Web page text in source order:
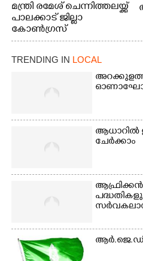
മന്ത്രി രമേശ് ചെന്നിത്തലയ്ക്ക്
പാലക്കാട് ജില്ലാ
കോൺഗ്രസ്
TRENDING IN LOCAL
ആധാറിൽ
ചേർക്കാം
ആർ.ജെ.ഡി